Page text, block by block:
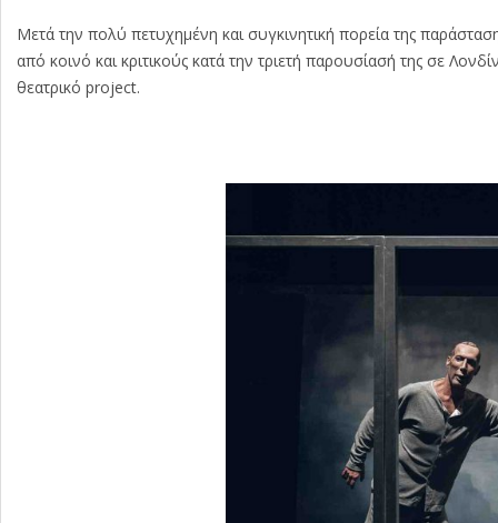
Μετά την πολύ πετυχημένη και συγκινητική πορεία της
από κοινό και κριτικούς κατά την τριετή παρουσίασή της σε
θεατρικό project.